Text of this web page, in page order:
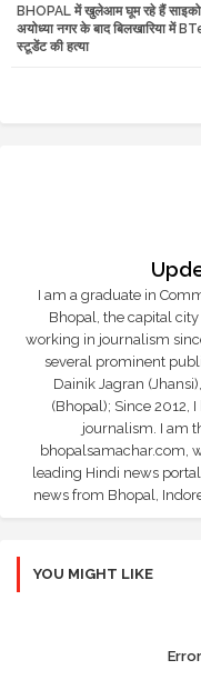
BHOPAL में खुलेआम घूम रहे हैं साइको
अयोध्या नगर के बाद बिलखारिया में
स्टूडेंट की हत्या
I am a graduate in
Bhopal, the capital
working in journalism
several prominent
Dainik Jagran
(Bhopal); Since 2012,
journalism. I am
bhopalsamachar.com,
leading Hindi news
news from Bhopal,
YOU MIGHT LIKE